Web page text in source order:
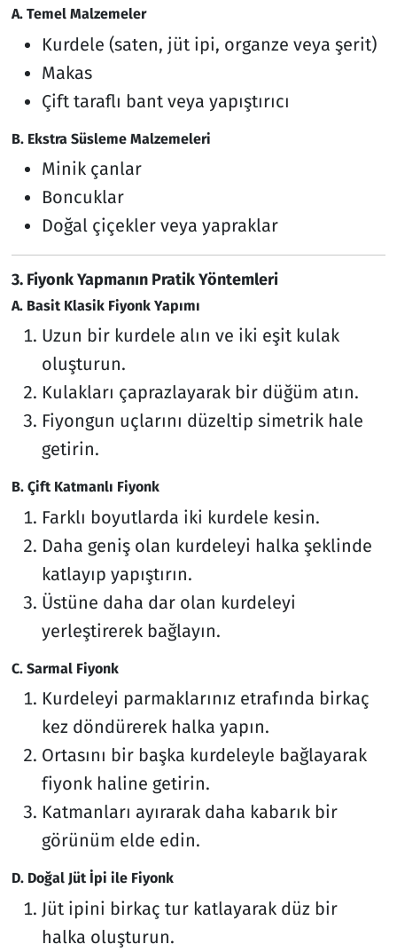
A. Temel Malzemeler
Kurdele (saten, jüt ipi, organze veya şerit)
Makas
Çift taraflı bant veya yapıştırıcı
B. Ekstra Süsleme Malzemeleri
Minik çanlar
Boncuklar
Doğal çiçekler veya yapraklar
3. Fiyonk Yapmanın Pratik Yöntemleri
A. Basit Klasik Fiyonk Yapımı
Uzun bir kurdele alın ve iki eşit kulak
oluşturun.
Kulakları çaprazlayarak bir düğüm atın.
Fiyongun uçlarını düzeltip simetrik hale
getirin.
B. Çift Katmanlı Fiyonk
Farklı boyutlarda iki kurdele kesin.
Daha geniş olan kurdeleyi halka şeklinde
katlayıp yapıştırın.
Üstüne daha dar olan kurdeleyi
yerleştirerek bağlayın.
C. Sarmal Fiyonk
Kurdeleyi parmaklarınız etrafında birkaç
kez döndürerek halka yapın.
Ortasını bir başka kurdeleyle bağlayarak
fiyonk haline getirin.
Katmanları ayırarak daha kabarık bir
görünüm elde edin.
D. Doğal Jüt İpi ile Fiyonk
Jüt ipini birkaç tur katlayarak düz bir
halka oluşturun.